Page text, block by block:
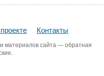
Контакты
материалов сайта — обратная